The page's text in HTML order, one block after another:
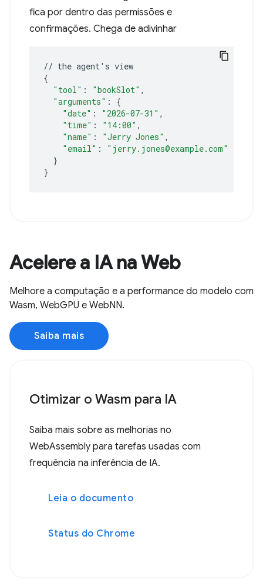
fica por dentro das permissões e
confirmações. Chega de adivinhar
// the agent' s
{
"tool" : "bookSlot"
"arguments" :
{
"date" : "2026-07-31"
"time" : "14:00"
"name" : "Jerry Jones"
"email" :
"jerry.jones@example.com"
}
}
Acelere a IA na Web
Melhore a computação e a performance do modelo com
Wasm, WebGPU e WebNN.
Saiba mais
Otimizar o Wasm para IA
Saiba mais sobre as melhorias no
WebAssembly para tarefas usadas com
frequência na inferência de IA.
Leia o documento
Status do Chrome